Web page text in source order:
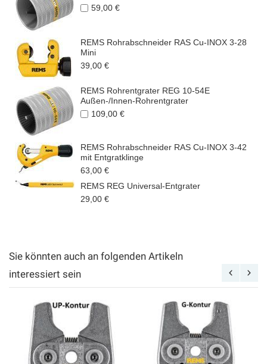
59,00 €
REMS Rohrabschneider RAS Cu-INOX 3-28
Mini
39,00 €
REMS Rohrentgrater REG 10-54E
Außen-/Innen-Rohrentgrater
109,00 €
REMS Rohrabschneider RAS Cu-INOX 3-42
mit Entgratklinge
63,00 €
REMS REG Universal-Entgrater
29,00 €
Sie könnten auch an folgenden Artikeln
interessiert sein